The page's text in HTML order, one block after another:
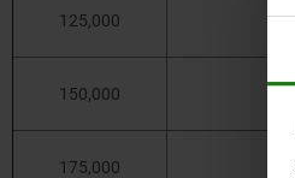
125,000 KG
150,000
175,000